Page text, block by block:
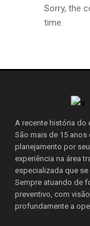
Sorry, the
time.
A recente história do
São mais de 15
planejamento por
experiência na área
especializada que
Sempre atuando de
preventivo, com
profundamente a